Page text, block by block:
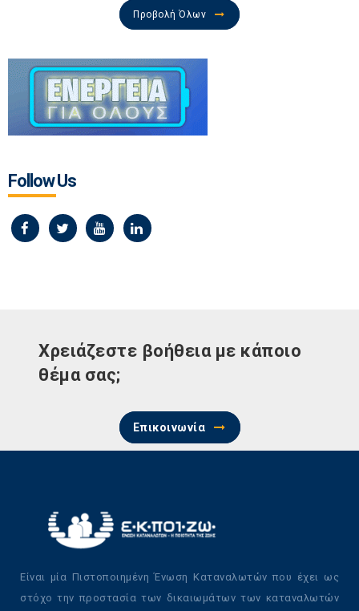
Προβολή Όλων
Follow Us
Χρειάζεστε βοήθεια με κάποιο
θέμα σας;
Επικοινωνία
Είναι μία Πιστοποιημένη Ένωση Καταναλωτών που έχει ως
στόχο την προστασία των δικαιωμάτων των καταναλωτών